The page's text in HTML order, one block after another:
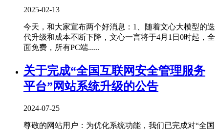
2025-02-13
今天，和大家宣布两个好消息：1、随着文心大模型的迭
代升级和成本不断下降，文心一言将于4月1日0时起，全
面免费，所有PC端......
关于完成“全国互联网安全管理服务
平台”网站系统升级的公告
2024-07-25
尊敬的网站用户：为优化系统功能，我们已完成对“全国